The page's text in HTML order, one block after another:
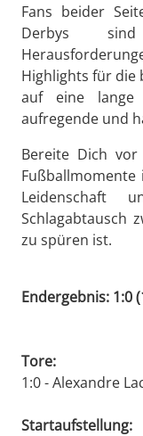
Fans beider
Derbys
Highlights für die
auf eine
aufregende und
Bereite Dich
Leidenschaft
Schlagabtausch
zu spüren ist.
Endergebnis: 1:0
Tore:
1:0 - Alexandre
Startaufstellung: